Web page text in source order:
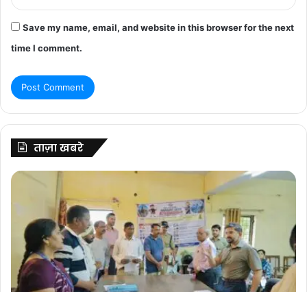
Save my name, email, and website in this browser for the next
time I comment.
ताज़ा खबरे